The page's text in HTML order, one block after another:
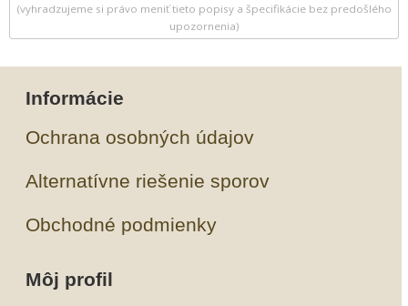
(vyhradzujeme si právo meniť tieto popisy a špecifikácie bez predošlého
upozornenia)
Informácie
Ochrana osobných údajov
Alternatívne riešenie sporov
Obchodné podmienky
Môj profil